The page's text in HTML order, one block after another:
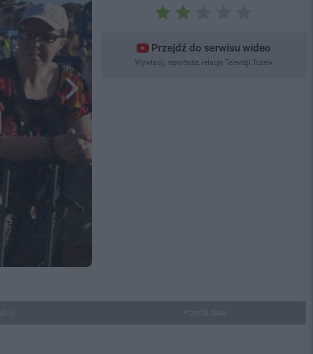
Przejdź do serwisu wideo
Wywiady, reportaże, relacje Telewzji Tczew